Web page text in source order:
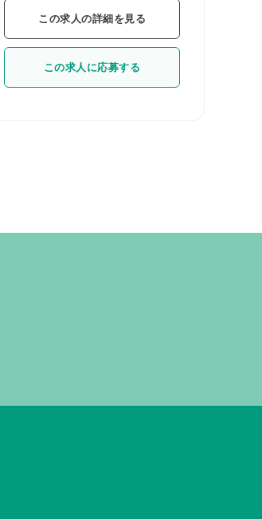
この求人の詳細を見る
この求人に応募する